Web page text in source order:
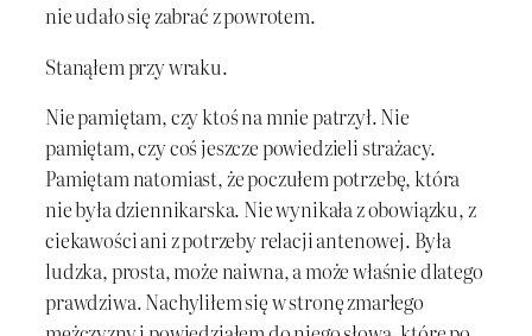
nie udało się zabrać z powrotem.
Stanąłem przy wraku.
Nie pamiętam, czy ktoś na mnie patrzył. Nie
pamiętam, czy coś jeszcze powiedzieli strażacy.
Pamiętam natomiast, że poczułem potrzebę, która
nie była dziennikarska. Nie wynikała z obowiązku, z
ciekawości ani z potrzeby relacji antenowej. Była
ludzka, prosta, może naiwna, a może właśnie dlatego
prawdziwa. Nachyliłem się w stronę zmarłego